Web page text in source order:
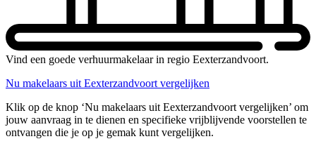
Vind een goede verhuurmakelaar in regio Eexterzandvoort.
Nu makelaars uit Eexterzandvoort vergelijken
Klik op de knop ‘Nu makelaars uit Eexterzandvoort vergelijken’ om
jouw aanvraag in te dienen en specifieke vrijblijvende voorstellen te
ontvangen die je op je gemak kunt vergelijken.